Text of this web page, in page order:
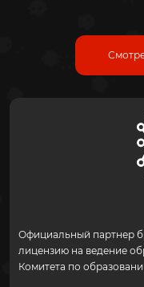
Официальный партнер
лицензию на ведение
Комитета по